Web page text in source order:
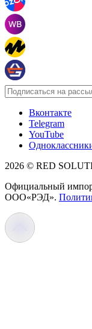
Вконтакте
Telegram
YouTube
2026 © RED
Официальный
OOO«РЭД».